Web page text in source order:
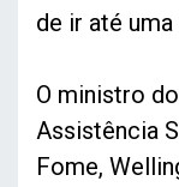
de ir até
O ministro
Assistência
Fome,